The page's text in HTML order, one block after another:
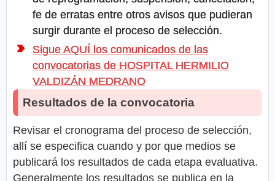
fe de erratas entre otros avisos que pudieran
surgir durante el proceso de selección.
Sigue AQUÍ los comunicados de las
convocatorias de HOSPITAL HERMILIO
VALDIZÁN MEDRANO
Resultados de la convocatoria
Revisar el cronograma del proceso de selección,
allí se especifica cuando y por que medios se
publicará los resultados de cada etapa evaluativa.
Generalmente los resultados se publica en la